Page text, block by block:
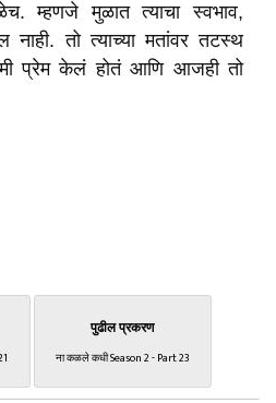
म्हणजे मुळात त्याचा स्वभाव,
तो त्याच्या मतांवर तटस्थ
मी प्रेम केलं होतं आणि आजही तो
पुढील प्रकरण
ना कळले कधी Season 2 - Part 23